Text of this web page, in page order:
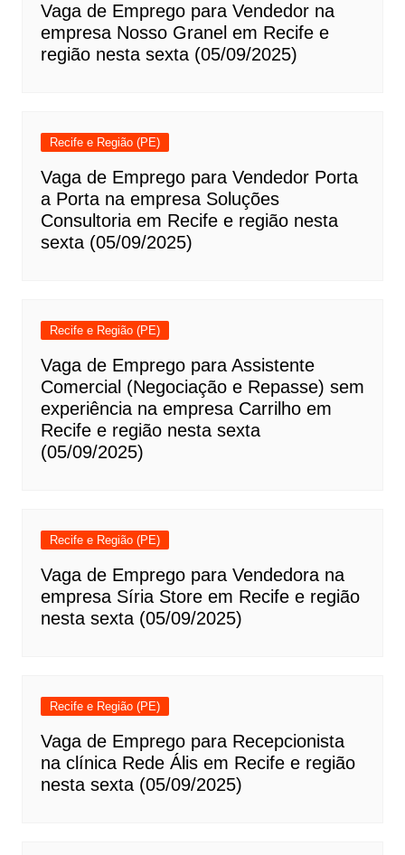
Vaga de Emprego para Vendedor na
empresa Nosso Granel em Recife e
região nesta sexta (05/09/2025)
Recife e Região (PE)
Vaga de Emprego para Vendedor Porta
a Porta na empresa Soluções
Consultoria em Recife e região nesta
sexta (05/09/2025)
Recife e Região (PE)
Vaga de Emprego para Assistente
Comercial (Negociação e Repasse) sem
experiência na empresa Carrilho em
Recife e região nesta sexta
(05/09/2025)
Recife e Região (PE)
Vaga de Emprego para Vendedora na
empresa Síria Store em Recife e região
nesta sexta (05/09/2025)
Recife e Região (PE)
Vaga de Emprego para Recepcionista
na clínica Rede Ális em Recife e região
nesta sexta (05/09/2025)